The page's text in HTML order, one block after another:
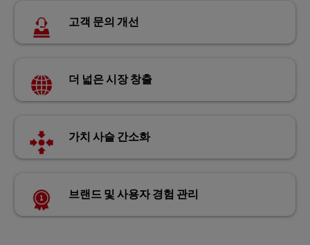
고객 문의 개선
더 넓은 시장 창출
가치 사슬 간소화
브랜드 및 사용자 경험 관리